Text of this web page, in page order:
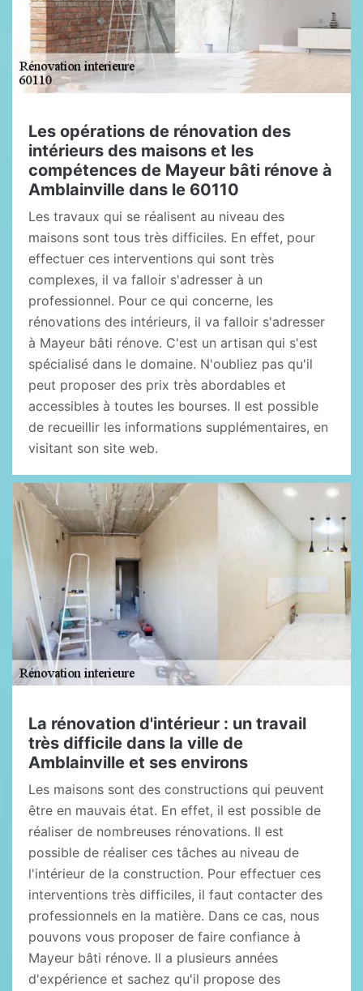
Les opérations de rénovation des
intérieurs des maisons et les
compétences de Mayeur bâti rénove à
Amblainville dans le 60110
Les travaux qui se réalisent au niveau des
maisons sont tous très difficiles. En effet, pour
effectuer ces interventions qui sont très
complexes, il va falloir s'adresser à un
professionnel. Pour ce qui concerne, les
rénovations des intérieurs, il va falloir s'adresser
à Mayeur bâti rénove. C'est un artisan qui s'est
spécialisé dans le domaine. N'oubliez pas qu'il
peut proposer des prix très abordables et
accessibles à toutes les bourses. Il est possible
de recueillir les informations supplémentaires, en
visitant son site web.
La rénovation d'intérieur : un travail
très difficile dans la ville de
Amblainville et ses environs
Les maisons sont des constructions qui peuvent
être en mauvais état. En effet, il est possible de
réaliser de nombreuses rénovations. Il est
possible de réaliser ces tâches au niveau de
l'intérieur de la construction. Pour effectuer ces
interventions très difficiles, il faut contacter des
professionnels en la matière. Dans ce cas, nous
pouvons vous proposer de faire confiance à
Mayeur bâti rénove. Il a plusieurs années
d'expérience et sachez qu'il propose des